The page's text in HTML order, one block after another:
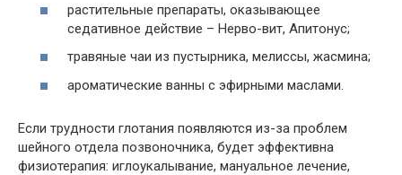
растительные препараты, оказывающее
седативное действие – Нерво-вит, Апитонус;
травяные чаи из пустырника, мелиссы, жасмина;
ароматические ванны с эфирными маслами.
Если трудности глотания появляются из-за проблем
шейного отдела позвоночника, будет эффективна
физиотерапия: иглоукалывание, мануальное лечение,